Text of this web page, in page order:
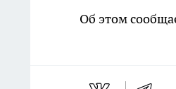
Об этом